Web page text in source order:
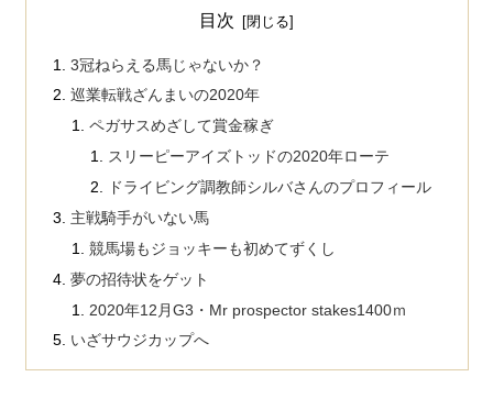
目次
3冠ねらえる馬じゃないか？
巡業転戦ざんまいの2020年
ペガサスめざして賞金稼ぎ
スリーピーアイズトッドの2020年ローテ
ドライビング調教師シルバさんのプロフィール
主戦騎手がいない馬
競馬場もジョッキーも初めてずくし
夢の招待状をゲット
2020年12月G3・Mr prospector stakes1400ｍ
いざサウジカップへ